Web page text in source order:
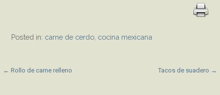
Posted in: carne de cerdo cocina mexicana
P
← Rollo de carne relleno Tacos de suadero →